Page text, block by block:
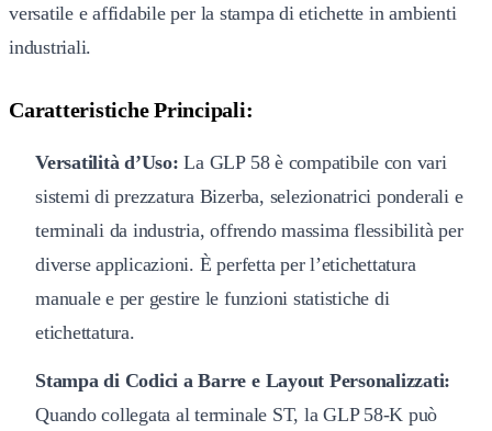
versatile e affidabile per la stampa di etichette in ambienti
industriali.
Caratteristiche Principali:
Versatilità d’Uso: La GLP 58 è compatibile con vari
sistemi di prezzatura Bizerba, selezionatrici ponderali e
terminali da industria, offrendo massima flessibilità per
diverse applicazioni. È perfetta per l’etichettatura
manuale e per gestire le funzioni statistiche di
etichettatura.
Stampa di Codici a Barre e Layout Personalizzati:
Quando collegata al terminale ST, la GLP 58-K può